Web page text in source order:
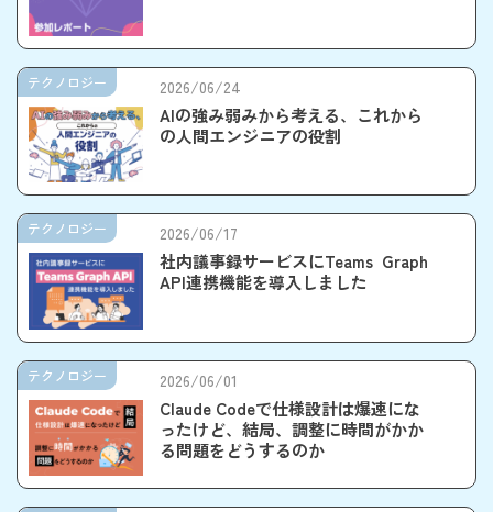
2026/06/24
AIの強み弱みから考える、これから
の人間エンジニアの役割
テクノロジー
2026/06/17
社内議事録サービスにTeams Graph
API連携機能を導入しました
テクノロジー
2026/06/01
Claude Codeで仕様設計は爆速にな
ったけど、結局、調整に時間がかか
る問題をどうするのか
テクノロジー